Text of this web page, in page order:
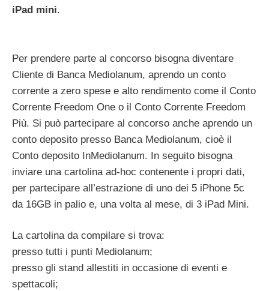
iPad mini.
Per prendere parte al concorso bisogna diventare
Cliente di Banca Mediolanum, aprendo un conto
corrente a zero spese e alto rendimento come il Conto
Corrente Freedom One o il Conto Corrente Freedom
Più. Si può partecipare al concorso anche aprendo un
conto deposito presso Banca Mediolanum, cioè il
Conto deposito InMediolanum. In seguito bisogna
inviare una cartolina ad-hoc contenente i propri dati,
per partecipare all’estrazione di uno dei 5 iPhone 5c
da 16GB in palio e, una volta al mese, di 3 iPad Mini.
La cartolina da compilare si trova:
presso tutti i punti Mediolanum;
presso gli stand allestiti in occasione di eventi e
spettacoli;